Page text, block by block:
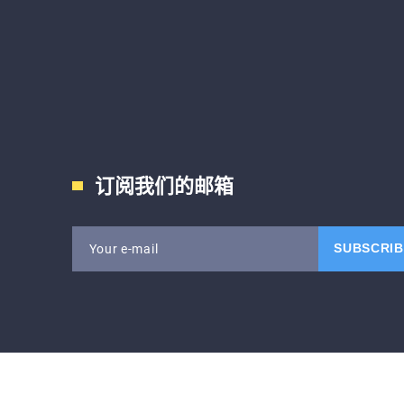
订阅我们的邮箱
Your e-mail